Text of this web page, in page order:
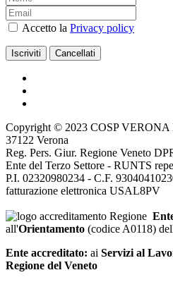
Accetto la Privacy policy
Copyright © 2023 COSP VERONA
37122 Verona
Reg. Pers. Giur. Regione Veneto
Ente del Terzo Settore - RUNTS
P.I. 02320980234 - C.F.
fatturazione elettronica USAL8PV
all'Orientamento (codice A0118)
Ente accreditato: ai Servizi al
Regione del Veneto